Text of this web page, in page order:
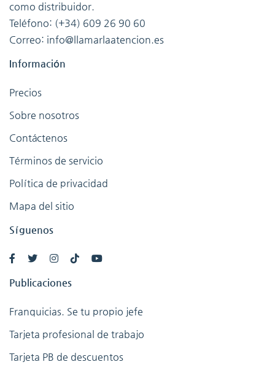
como distribuidor.
Teléfono: (+34) 609 26 90 60
Correo: info@llamarlaatencion.es
Información
Precios
Sobre nosotros
Contáctenos
Términos de servicio
Política de privacidad
Mapa del sitio
Síguenos
Publicaciones
Franquicias. Se tu propio jefe
Tarjeta profesional de trabajo
Tarjeta PB de descuentos